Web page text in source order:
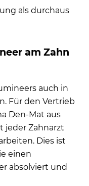
als durchaus
am Zahn
auch in
Für den Vertrieb
Den-Mat aus
jeder Zahnarzt
Dies ist
einen
absolviert und